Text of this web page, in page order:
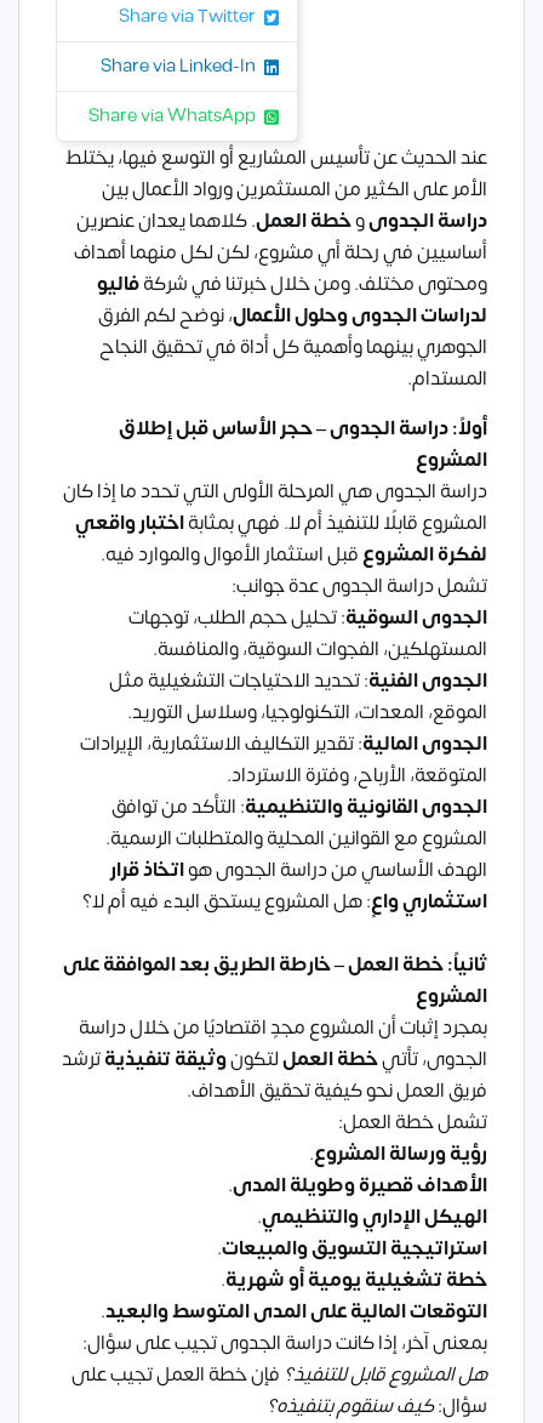
Share via Twitter
Share via Linked-In
Share via WhatsApp
عند الحديث عن تأسيس المشاريع أو التوسع فيها، يختلط
الأمر على الكثير من المستثمرين ورواد الأعمال بين
دراسة الجدوىوخطة العمل. كلاهما يعدان عنصرين
أساسيين في رحلة أي مشروع، لكن لكل منهما أهداف
ومحتوى مختلف. ومن خلال خبرتنا في شركةفاليو
لدراسات الجدوى وحلول الأعمال، نوضح لكم الفرق
الجوهري بينهما وأهمية كل أداة في تحقيق النجاح
المستدام.
أولاً: دراسة الجدوى – حجر الأساس قبل إطلاق
المشروع
دراسة الجدوى هي المرحلة الأولى التي تحدد ما إذا كان
المشروع قابلًا للتنفيذ أم لا. فهي بمثابةاختبار واقعي
لفكرة المشروعقبل استثمار الأموال والموارد فيه.
تشمل دراسة الجدوى عدة جوانب:
الجدوى السوقية: تحليل حجم الطلب، توجهات
المستهلكين، الفجوات السوقية، والمنافسة.
الجدوى الفنية: تحديد الاحتياجات التشغيلية مثل
الموقع، المعدات، التكنولوجيا، وسلاسل التوريد.
الجدوى المالية: تقدير التكاليف الاستثمارية، الإيرادات
المتوقعة، الأرباح، وفترة الاسترداد.
الجدوى القانونية والتنظيمية: التأكد من توافق
المشروع مع القوانين المحلية والمتطلبات الرسمية.
الهدف الأساسي من دراسة الجدوى هواتخاذ قرار
استثماري واعٍ: هل المشروع يستحق البدء فيه أم لا؟
ثانياً: خطة العمل – خارطة الطريق بعد الموافقة على
المشروع
بمجرد إثبات أن المشروع مجدٍ اقتصاديًا من خلال دراسة
الجدوى، تأتيخطة العمللتكونوثيقة تنفيذيةترشد
فريق العمل نحو كيفية تحقيق الأهداف.
تشمل خطة العمل:
رؤية ورسالة المشروع.
الأهداف قصيرة وطويلة المدى.
الهيكل الإداري والتنظيمي.
استراتيجية التسويق والمبيعات.
خطة تشغيلية يومية أو شهرية.
التوقعات المالية على المدى المتوسط والبعيد.
بمعنى آخر، إذا كانت دراسة الجدوى تجيب على سؤال:
هل المشروع قابل للتنفيذ؟ فإن خطة العمل تجيب على
سؤال:كيف سنقوم بتنفيذه؟